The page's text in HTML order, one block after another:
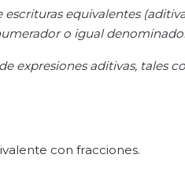
equivalentes
o igual
expresiones aditivas, tales
con fracciones.